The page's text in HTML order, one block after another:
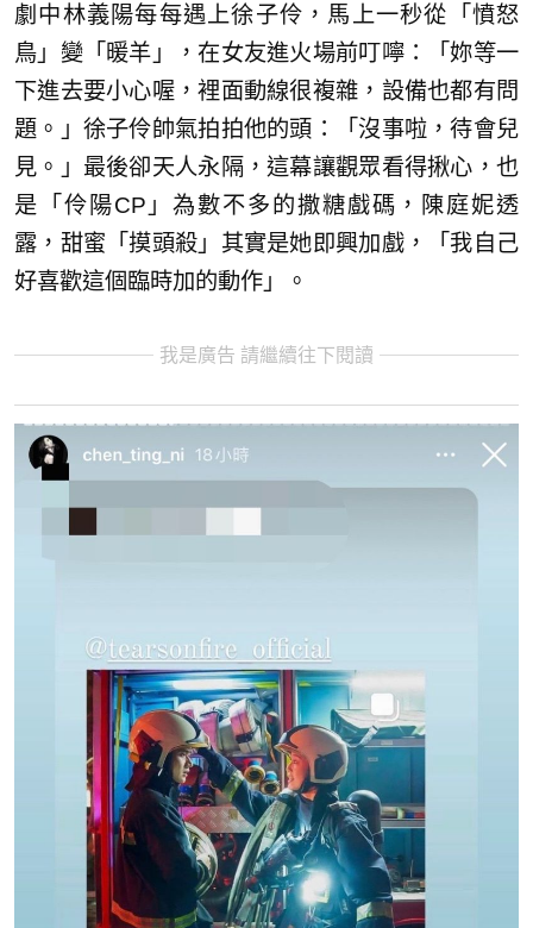
劇中林義陽每每遇上徐子伶，馬上一秒從「憤怒
鳥」變「暖羊」，在女友進火場前叮嚀：「妳等一
下進去要小心喔，裡面動線很複雜，設備也都有問
題。」徐子伶帥氣拍拍他的頭：「沒事啦，待會兒
見。」最後卻天人永隔，這幕讓觀眾看得揪心，也
是「伶陽CP」為數不多的撒糖戲碼，陳庭妮透
露，甜蜜「摸頭殺」其實是她即興加戲，「我自己
好喜歡這個臨時加的動作」。
我是廣告 請繼續往下閱讀